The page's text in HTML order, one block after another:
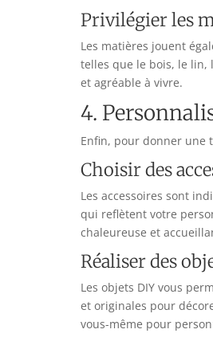
Privilégier les
Les matières jouent
telles que le bois, le lin,
et agréable à vivre.
4.
Enfin, pour donner une
Choisir des
Les accessoires sont
qui reflètent votre
chaleureuse et
Réaliser des
Les objets DIY vous
et originales pour
vous-même pour